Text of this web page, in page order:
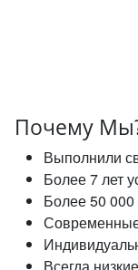
Почему
Выполнили
Более 7 лет
Более 50 000
Всегда